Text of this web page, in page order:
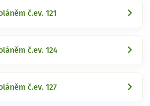
č.ev. 121
č.ev. 124
č.ev. 127